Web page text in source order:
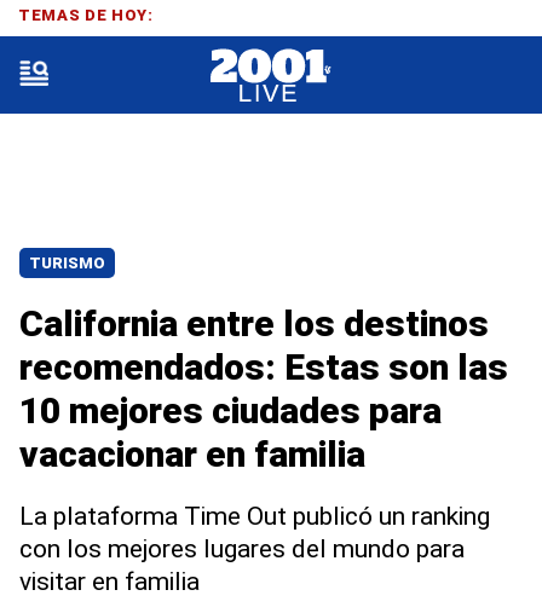
TURISMO
California entre los destinos
recomendados: Estas son las
10 mejores ciudades para
vacacionar en familia
La plataforma Time Out publicó un ranking
con los mejores lugares del mundo para
visitar en familia
TEMAS DE HOY: